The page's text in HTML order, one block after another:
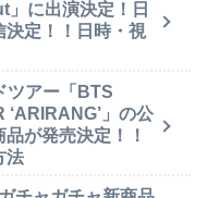
に出演決定！日
決定！！日時・視
ツアー「BTS
‘ARIRANG’」の公
が発売決定！！
法